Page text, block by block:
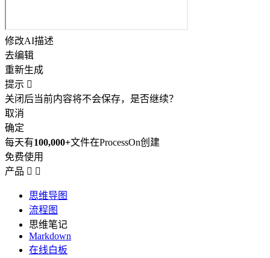
修改AI描述
去编辑
重新生成
提示 
关闭后当前内容将不会保存，是否继续？
取消
确定
每天有100,000+文件在ProcessOn创建
免费使用
产品  
思维导图
流程图
思维笔记
Markdown
在线白板